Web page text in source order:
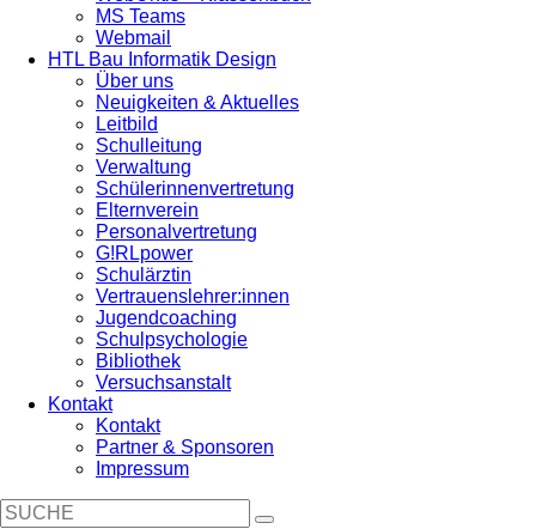
MS Teams
Webmail
HTL Bau Informatik Design
Über uns
Neuigkeiten & Aktuelles
Leitbild
Schulleitung
Verwaltung
Schülerinnenvertretung
Elternverein
Personalvertretung
G!RLpower
Schulärztin
Vertrauenslehrer:innen
Jugendcoaching
Schulpsychologie
Bibliothek
Versuchsanstalt
Kontakt
Kontakt
Partner & Sponsoren
Impressum